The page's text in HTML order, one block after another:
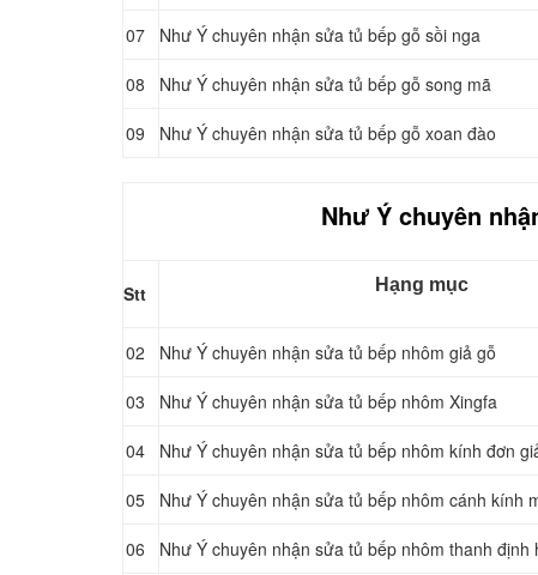
07 Như Ý chuyên nhận sửa tủ bếp gỗ sồi nga
08 Như Ý chuyên nhận sửa tủ bếp gỗ song mã
09 Như Ý chuyên nhận sửa tủ bếp gỗ xoan đào
Như Ý chuyên
Stt Hạng mục
02 Như Ý chuyên nhận sửa tủ bếp nhôm giả gỗ
03 Như Ý chuyên nhận sửa tủ bếp nhôm Xingfa
04 Như Ý chuyên nhận sửa tủ bếp nhôm kính đơn
05 Như Ý chuyên nhận sửa tủ bếp nhôm cánh kính
06 Như Ý chuyên nhận sửa tủ bếp nhôm thanh định